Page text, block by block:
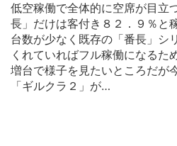
低空稼働で全体的に空席が目立
長」だけは客付き８２．９％と
台数が少なく既存の「番長」シ
くれていればフル稼働になるた
増台で様子を見たいところだが
「ギルクラ２」が…